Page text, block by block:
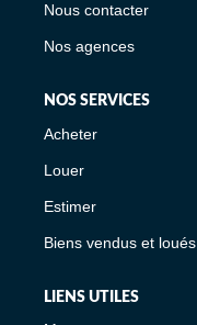
Nous contacter
Nos agences
NOS SERVICES
Acheter
Louer
Estimer
Biens vendus et loués
LIENS UTILES